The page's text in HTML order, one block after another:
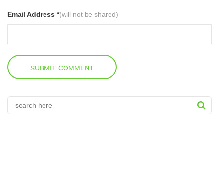
Email Address *(will not be shared)